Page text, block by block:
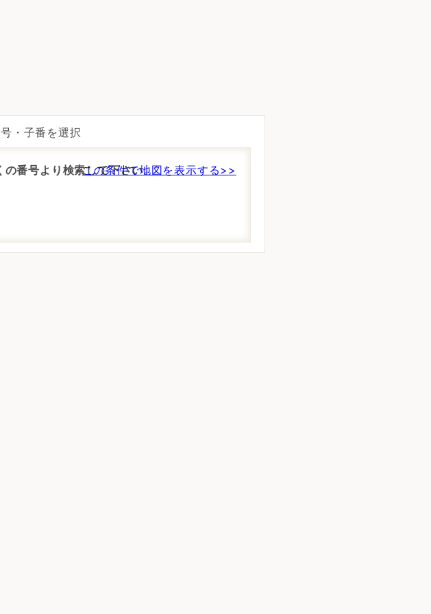
・子番を選択
番号より検索して下さい。
この条件で地図を表示する>>